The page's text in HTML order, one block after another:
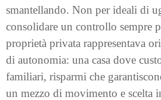
smantellando. Non per ideali di
consolidare un controllo sempre
proprietà privata rappresentava
di autonomia: una casa dove
familiari, risparmi che
un mezzo di movimento e scelta